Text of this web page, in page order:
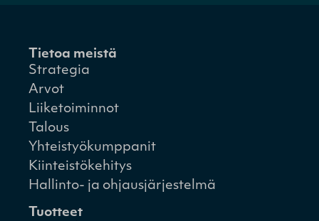
Tietoa meistä
Strategia
Arvot
Liiketoiminnot
Talous
Yhteistyökumppanit
Kiinteistökehitys
Hallinto- ja ohjausjärjestelmä
Tuotteet